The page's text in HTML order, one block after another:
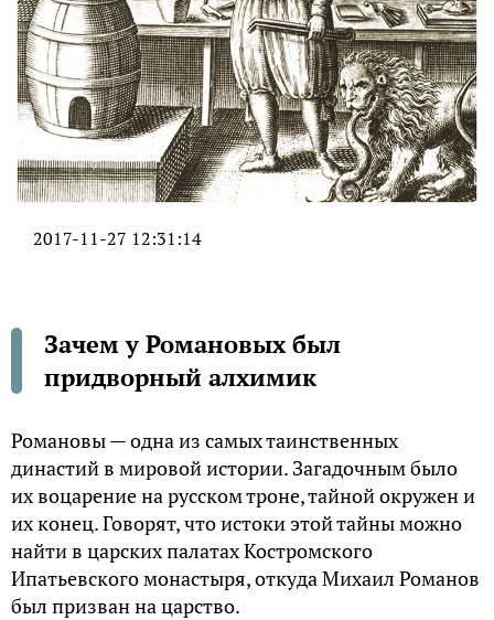
2017-11-27 12:31:14
Зачем у Романовых был
придворный алхимик
Романовы — одна из самых таинственных
династий в мировой истории. Загадочным было
их воцарение на русском троне, тайной окружен и
их конец. Говорят, что истоки этой тайны можно
найти в царских палатах Костромского
Ипатьевского монастыря, откуда Михаил Романов
был призван на царство.